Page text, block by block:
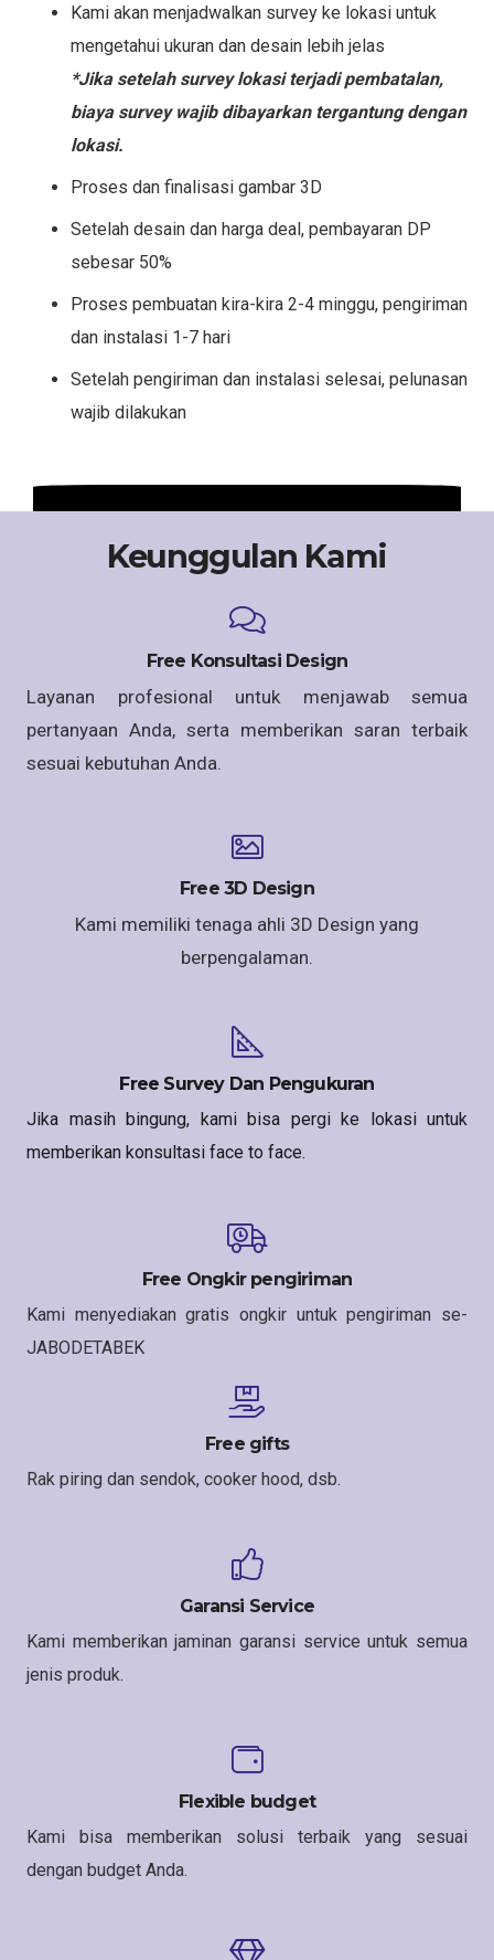
Kami akan menjadwalkan survey ke lokasi untuk
mengetahui ukuran dan desain lebih jelas
*Jika setelah survey lokasi terjadi pembatalan,
biaya survey wajib dibayarkan tergantung dengan
lokasi.
Proses dan finalisasi gambar 3D
Setelah desain dan harga deal, pembayaran DP
sebesar 50%
Proses pembuatan kira-kira 2-4 minggu, pengiriman
dan instalasi 1-7 hari
Setelah pengiriman dan instalasi selesai, pelunasan
wajib dilakukan
Keunggulan Kami
Free Konsultasi Design
Layanan profesional untuk menjawab semua
pertanyaan Anda, serta memberikan saran terbaik
sesuai kebutuhan Anda.
Free 3D Design
Kami memiliki tenaga ahli 3D Design yang
berpengalaman.
Free Survey Dan Pengukuran
Jika masih bingung, kami bisa pergi ke lokasi untuk
memberikan konsultasi face to face.
Free Ongkir pengiriman
Kami menyediakan gratis ongkir untuk pengiriman se-
JABODETABEK
Free gifts
Rak piring dan sendok, cooker hood, dsb.
Garansi Service
Kami memberikan jaminan garansi service untuk semua
jenis produk.
Flexible budget
Kami bisa memberikan solusi terbaik yang sesuai
dengan budget Anda.